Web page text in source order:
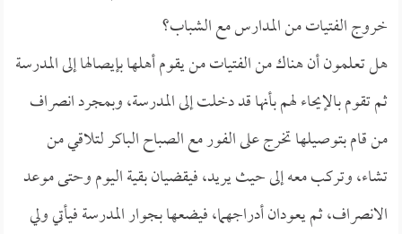
خروج الفتيات من المدارس مع الشباب؟
هل تعلمون أن هناك من الفتيات من يقوم أهلها بإيصالها إلى المدرسة
ثم تقوم بالإيحاء لهم بأنها قد دخلت إلى المدرسة، وبمجرد انصراف
من قام بتوصيلها تخرج على الفور مع الصباح الباكر لتلاقي من
تشاء، وتركب معه إلى حيث يريد، فيقضيان بقية اليوم وحتى موعد
الانصراف، ثم يعودان أدراجهما، فيضعها بجوار المدرسة فيأتي ولي